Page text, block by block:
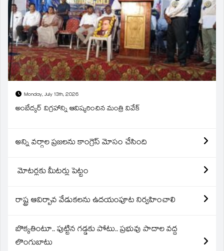
Monday, July 13th, 2026
అంబేద్కర్ విగ్రహాన్ని ఆవిష్కరించిన మంత్రి వివేక్
అన్ని వర్గాల ప్రజలను కాంగ్రెస్ మోసం చేసింది
మోటర్లకు మీటర్లు పెట్టం
రాష్ట్ర ఆవిర్బావ వేడుకలను ఉదయంపూట నిర్వహించాలి
బొక్కతింటూ.. పుట్టిన గడ్డకు పోటు.. ప్రభువు పాదాల వద్ద
లొంగుబాటు